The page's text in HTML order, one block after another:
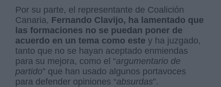
Por su parte, el representante de Coalición
Canaria, Fernando Clavijo, ha lamentado que
las formaciones no se puedan poner de
acuerdo en un tema como este y ha juzgado,
tanto que no se hayan aceptado enmiendas
para su mejora, como el “argumentario de
partido” que han usado algunos portavoces
para defender opiniones “absurdas”.